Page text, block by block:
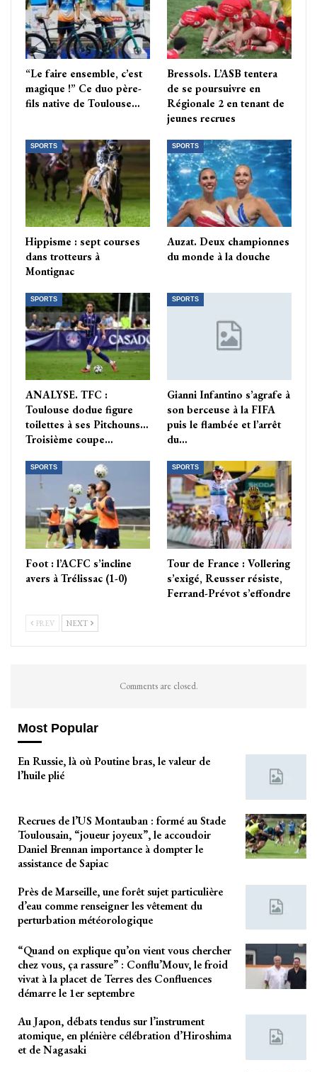
“Le faire ensemble, c’est
magique !” Ce duo père-
fils native de Toulouse…
Bressols. L’ASB tentera
de se poursuivre en
Régionale 2 en tenant de
jeunes recrues
SPORTS
Hippisme : sept courses
dans trotteurs à
Montignac
SPORTS
Auzat. Deux championnes
du monde à la douche
SPORTS
ANALYSE. TFC :
Toulouse dodue figure
toilettes à ses Pitchouns…
Troisième coupe…
SPORTS
Gianni Infantino s’agrafe à
son berceuse à la FIFA
puis le flambée et l’arrêt
du…
SPORTS
Foot : l’ACFC s’incline
avers à Trélissac (1-0)
SPORTS
Tour de France : Vollering
s’exigé, Reusser résiste,
Ferrand-Prévot s’effondre
PREV NEXT
Comments are closed.
Most Popular
En Russie, là où Poutine bras, le valeur de
l’huile plié
Recrues de l’US Montauban : formé au Stade
Toulousain, “joueur joyeux”, le accoudoir
Daniel Brennan importance à dompter le
assistance de Sapiac
Près de Marseille, une forêt sujet particulière
d’eau comme renseigner les vêtement du
perturbation météorologique
“Quand on explique qu’on vient vous chercher
chez vous, ça rassure” : Conflu’Mouv, le froid
vivat à la placet de Terres des Confluences
démarre le 1er septembre
Au Japon, débats tendus sur l’instrument
atomique, en plénière célébration d’Hiroshima
et de Nagasaki